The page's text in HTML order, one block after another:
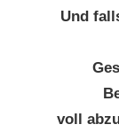
Und
voll